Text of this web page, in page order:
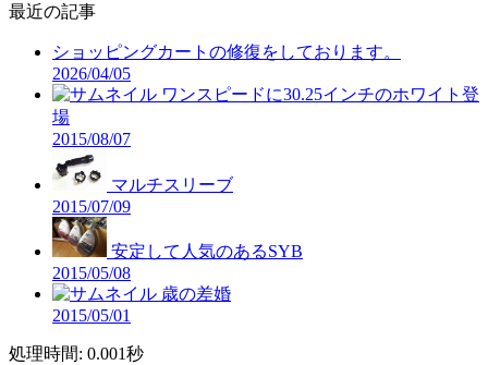
最近の記事
ショッピングカートの修復をしております。
2026/04/05
ワンスピードに30.25インチのホワイト登
場
2015/08/07
マルチスリーブ
2015/07/09
安定して人気のあるSYB
2015/05/08
歳の差婚
2015/05/01
処理時間: 0.001秒